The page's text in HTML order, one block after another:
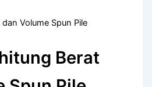
Volume Spun Pile
Berat